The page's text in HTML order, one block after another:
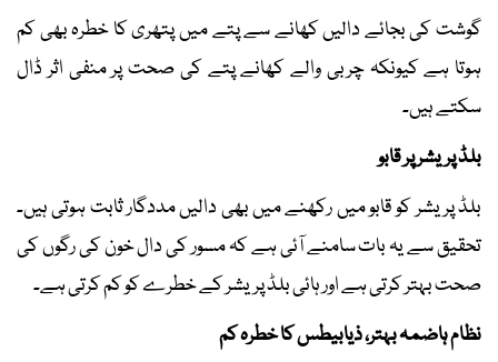
گوشت کی بجائے دالیں کھانے سے پتے میں پتھری کا خطرہ بھی کم
ہوتا ہے کیونکہ چربی والے کھانے پتے کی صحت پر منفی اثر ڈال
سکتے ہیں۔
بلڈ پریشر پر قابو
بلڈ پریشر کو قابو میں رکھنے میں بھی دالیں مددگار ثابت ہوتی ہیں۔
تحقیق سے یہ بات سامنے آئی ہے کہ مسور کی دال خون کی رگوں کی
صحت بہتر کرتی ہے اور ہائی بلڈ پریشر کے خطرے کو کم کرتی ہے۔
نظام ہاضمہ بہتر، ذیابیطس کا خطرہ کم